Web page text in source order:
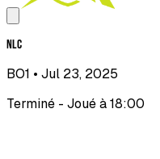
NLC
BO1 • Jul 23, 2025
Terminé - Joué à 18:00